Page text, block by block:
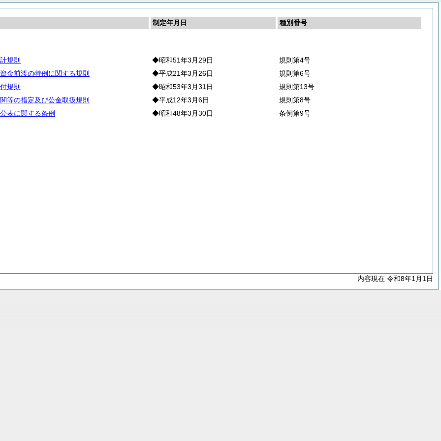
制定年月日
種別番号
規則
◆昭和51年3月29日
規則第4号
金前渡の特例に関する規則
◆平成21年3月26日
規則第6号
規則
◆昭和53年3月31日
規則第13号
等の指定及び公金取扱規則
◆平成12年3月6日
規則第8号
表に関する条例
◆昭和48年3月30日 条例第9号
内容現在 令和8年1月1日